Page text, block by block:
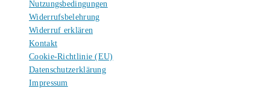
Nutzungsbedingungen
Widerrufsbelehrung
Widerruf erklären
Kontakt
Cookie-Richtlinie (EU)
Datenschutzerklärung
Impressum